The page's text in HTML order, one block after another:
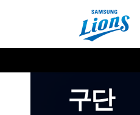
구단